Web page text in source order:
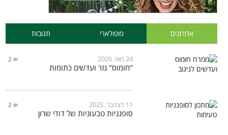
אחרונים פופולארי תגובות
24 מאי, 2026 2
"חומוס" גזר ועדשים כתומות
11 דצמבר, 2025 2
סופגניות טבעוניות של דודי שרון